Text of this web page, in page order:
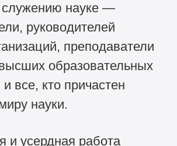
науке —
руководителей
преподаватели
образовательных
все, кто причастен
науки.
и усердная работа